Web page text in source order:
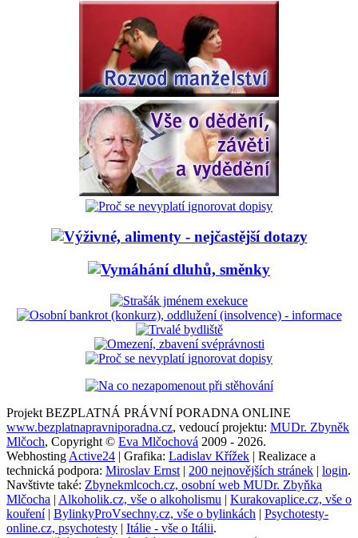
Projekt BEZPLATNÁ PRÁVNÍ PORADNA ONLINE
www.bezplatnapravniporadna.cz, vedoucí projektu: MUDr. Zbyněk
Mlčoch, Copyright © Eva Mlčochová 2009 - 2026.
Webhosting Active24 | Grafika: Ladislav Křížek | Realizace a
technická podpora: Miroslav Ernst | 200 nejnovějších stránek | login.
Navštivte také: Zbynekmlcoch.cz, osobní web MUDr. Zbyňka
Mlčocha | Alkoholik.cz, vše o alkoholismu | Kurakovaplice.cz, vše o
kouření| BylinkyProVsechny.cz, vše o bylinkách | Psychotesty-
online.cz, psychotesty | Itálie - vše o Itálii.